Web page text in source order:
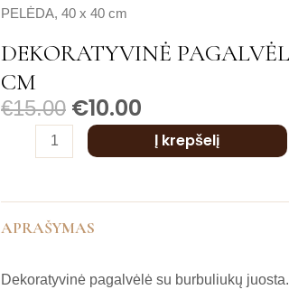
PELĖDA, 40 x 40 cm
DEKORATYVINĖ
CM
€15.00 €10.00
kiekis:
pagalvėlė
PELĖDA,
40
Į krepšelį
APRAŠYMAS
Dekoratyvinė pagalvėlė su burbuliukų